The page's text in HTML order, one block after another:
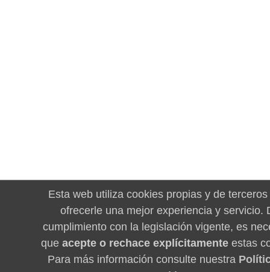
Esta web utiliza cookies propias y de
ofrecerle una mejor experiencia y servicio.
cumplimiento con la legislación vigente, es
que acepte o rechace explícitamenteestas
Para más información consulte nuestra